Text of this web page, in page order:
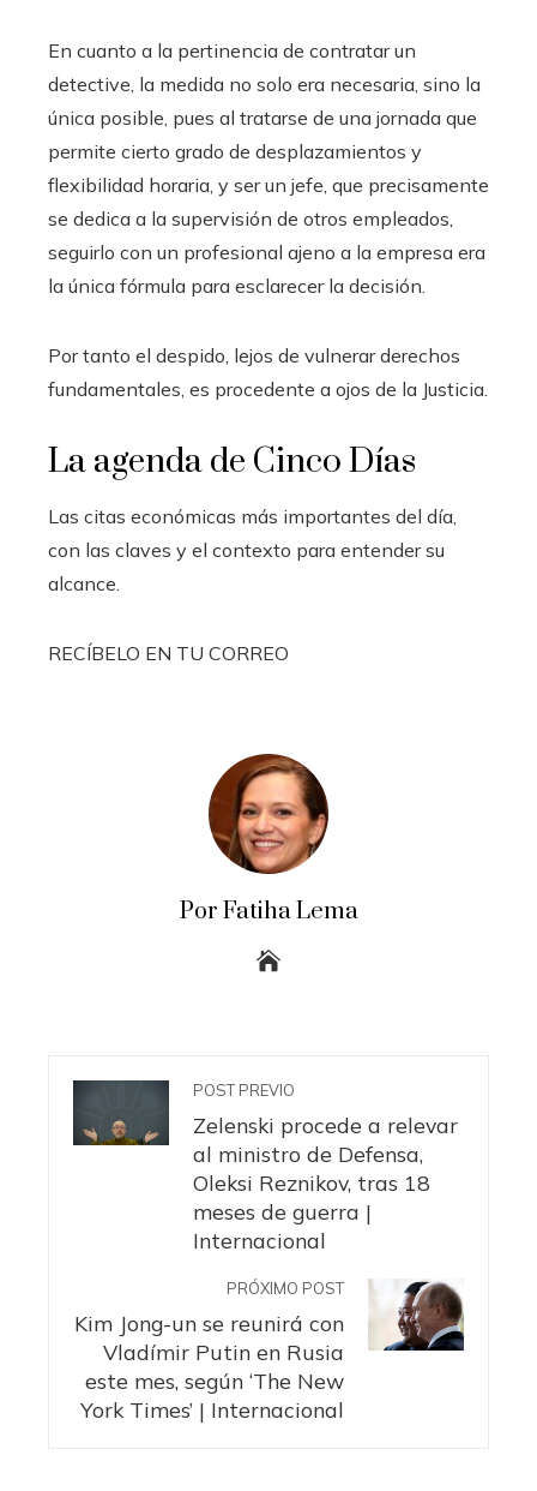
En cuanto a la pertinencia de contratar un
detective, la medida no solo era necesaria, sino la
única posible, pues al tratarse de una jornada que
permite cierto grado de desplazamientos y
flexibilidad horaria, y ser un jefe, que precisamente
se dedica a la supervisión de otros empleados,
seguirlo con un profesional ajeno a la empresa era
la única fórmula para esclarecer la decisión.
Por tanto el despido, lejos de vulnerar derechos
fundamentales, es procedente a ojos de la Justicia.
La agenda de Cinco Días
Las citas económicas más importantes del día,
con las claves y el contexto para entender su
alcance.
RECÍBELO EN TU CORREO
Por Fatiha Lema
POST PREVIO
Zelenski procede a relevar
al ministro de Defensa,
Oleksi Reznikov, tras 18
meses de guerra |
Internacional
PRÓXIMO POST
Kim Jong-un se reunirá con
Vladímir Putin en Rusia
este mes, según ‘The New
York Times’ | Internacional